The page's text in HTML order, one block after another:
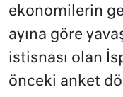
ekonomilerin
ayına göre
istisnası olan
önceki anket